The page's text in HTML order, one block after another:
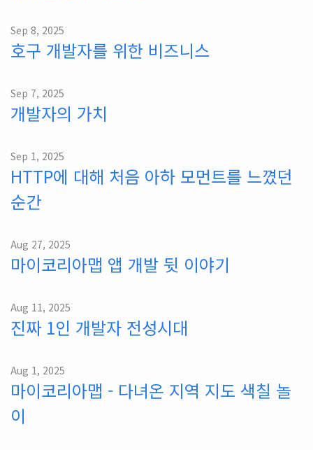
Sep 8, 2025
호구 개발자를 위한 비즈니스
Sep 7, 2025
개발자의 가치
Sep 1, 2025
HTTP에 대해 처음 아하 모먼트를 느꼈던
순간
Aug 27, 2025
마이코리아맵 앱 개발 뒷 이야기
Aug 11, 2025
진짜 1인 개발자 전성시대
Aug 1, 2025
마이코리아맵 - 다녀온 지역 지도 색칠 놀
이